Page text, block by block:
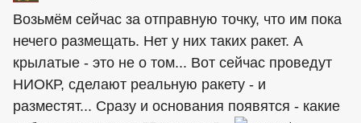
Возьмём сейчас за отправную точку, что им пока
нечего размещать. Нет у них таких ракет. А
крылатые - это не о том... Вот сейчас проведут
НИОКР, сделают реальную ракету - и
разместят... Сразу и основания появятся - какие